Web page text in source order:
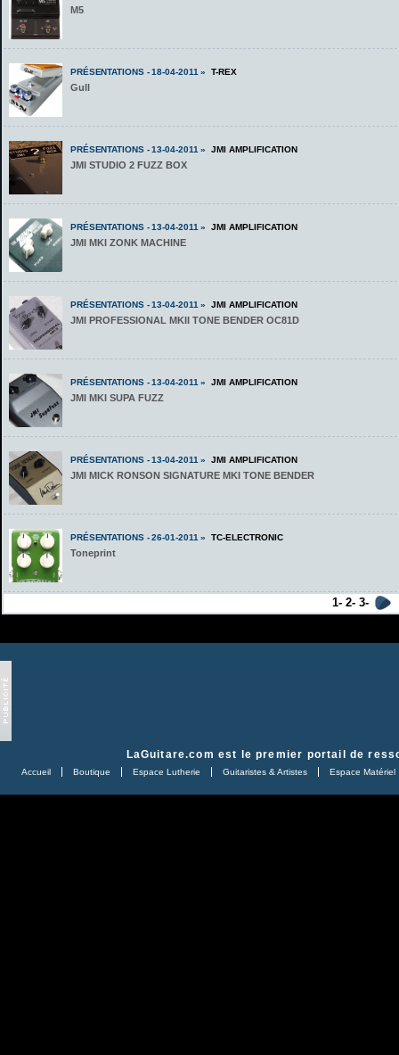
M5
PRÉSENTATIONS - 18-04-2011 » T-REX
Gull
PRÉSENTATIONS - 13-04-2011 » JMI AMPLIFICATION
JMI STUDIO 2 FUZZ BOX
PRÉSENTATIONS - 13-04-2011 » JMI AMPLIFICATION
JMI MKI ZONK MACHINE
PRÉSENTATIONS - 13-04-2011 » JMI AMPLIFICATION
JMI PROFESSIONAL MKII TONE BENDER OC81D
PRÉSENTATIONS - 13-04-2011 » JMI AMPLIFICATION
JMI MKI SUPA FUZZ
PRÉSENTATIONS - 13-04-2011 » JMI AMPLIFICATION
JMI MICK RONSON SIGNATURE MKI TONE BENDER
PRÉSENTATIONS - 26-01-2011 » TC-ELECTRONIC
Toneprint
1- 2- 3-
LaGuitare.com est le premier portail de
Accueil Boutique Espace Lutherie Guitaristes & Artistes Espace Matériel